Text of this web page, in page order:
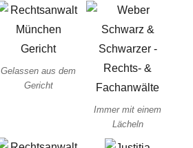
Gelassen aus dem
Gericht
Immer mit einem
Lächeln